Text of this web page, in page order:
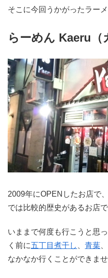
そこに今回うかがったラー
らーめん Kaeru（
2009年にOPENしたお店で
では比較的歴史があるお店で
いままで何度も行こうと思
く前に五丁目煮干し 、 青葉
なかなか行くことができませ